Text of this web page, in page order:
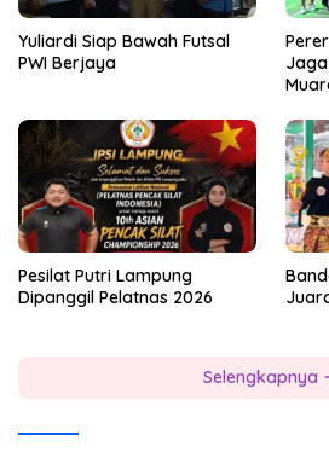
Yuliardi Siap Bawah Futsal
PWI Berjaya
Pesilat Putri Lampung
Dipanggil Pelatnas 2026
Selengkapnya